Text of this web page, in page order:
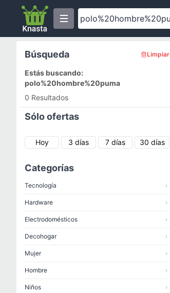
Búsqueda Limpiar
Estás buscando:
polo%20hombre%20puma
0 Resultados
Sólo ofertas
Hoy 3 días 7 días 30 días
Categorías
Tecnología ›
Hardware ›
Electrodomésticos ›
Decohogar ›
Mujer ›
Hombre ›
Niños ›